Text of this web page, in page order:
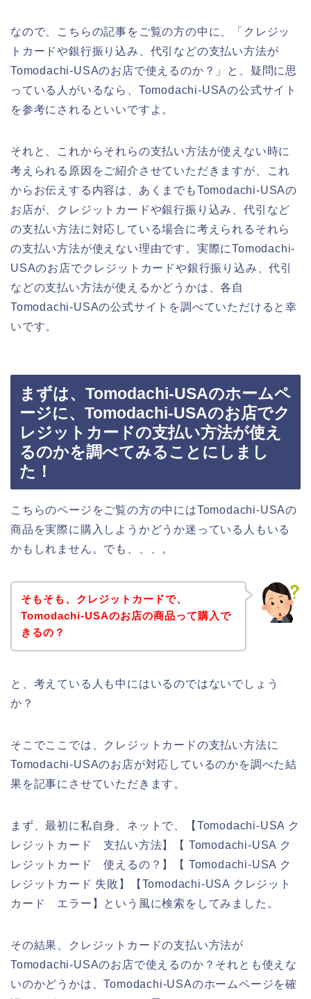
なので、こちらの記事をご覧の方の中に、「クレジッ
トカードや銀行振り込み、代引などの支払い方法が
Tomodachi-USAのお店で使えるのか？」と、疑問に思
っている人がいるなら、Tomodachi-USAの公式サイト
を参考にされるといいですよ。
それと、これからそれらの支払い方法が使えない時に
考えられる原因をご紹介させていただきますが、これ
からお伝えする内容は、あくまでもTomodachi-USAの
お店が、クレジットカードや銀行振り込み、代引など
の支払い方法に対応している場合に考えられるそれら
の支払い方法が使えない理由です。実際にTomodachi-
USAのお店でクレジットカードや銀行振り込み、代引
などの支払い方法が使えるかどうかは、各自
Tomodachi-USAの公式サイトを調べていただけると幸
いです。
まずは、Tomodachi-USAのホームペ
ージに、Tomodachi-USAのお店でク
レジットカードの支払い方法が使え
るのかを調べてみることにしまし
た！
こちらのページをご覧の方の中にはTomodachi-USAの
商品を実際に購入しようかどうか迷っている人もいる
かもしれません。でも、、、。
そもそも、クレジットカードで、
Tomodachi-USAのお店の商品って購入で
きるの？
と、考えている人も中にはいるのではないでしょう
か？
そこでここでは、クレジットカードの支払い方法に
Tomodachi-USAのお店が対応しているのかを調べた結
果を記事にさせていただきます。
まず、最初に私自身、ネットで、【Tomodachi-USA ク
レジットカード 支払い方法】【 Tomodachi-USA ク
レジットカード 使えるの？】【 Tomodachi-USA ク
レジットカード 失敗】【Tomodachi-USA クレジット
カード エラー】という風に検索をしてみました。
その結果、クレジットカードの支払い方法が
Tomodachi-USAのお店で使えるのか？それとも使えな
いのかどうかは、Tomodachi-USAのホームページを確